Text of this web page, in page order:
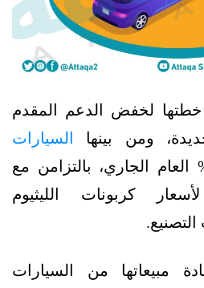
لخفض الدعم المقدم
ومن بينها
السيارات
30% العام الجاري، بالتزامن مع
كربونات الليثيوم
مبيعاتها من السيارات